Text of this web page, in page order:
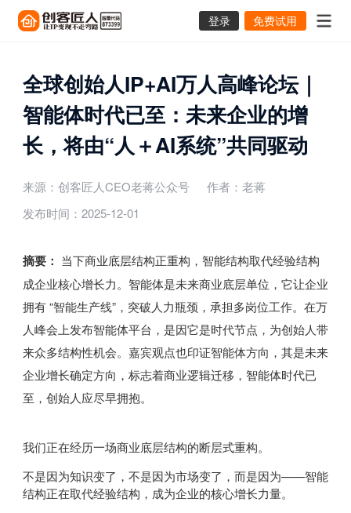
登录 免费试用
全球创始人IP+AI万人高峰论坛｜
智能体时代已至：未来企业的增
长，将由“人＋AI系统”共同驱动
来源：创客匠人CEO老蒋公众号
作者：老蒋
发布时间：2025-12-01
摘要： 当下商业底层结构正重构，智能结构取代经验结构
成企业核心增长力。智能体是未来商业底层单位，它让企业
拥有 “智能生产线”，突破人力瓶颈，承担多岗位工作。在万
人峰会上发布智能体平台，是因它是时代节点，为创始人带
来众多结构性机会。嘉宾观点也印证智能体方向，其是未来
企业增长确定方向，标志着商业逻辑迁移，智能体时代已
至，创始人应尽早拥抱。
我们正在经历一场商业底层结构的断层式重构。
不是因为知识变了，不是因为市场变了，而是因为——智能
结构正在取代经验结构，成为企业的核心增长力量。